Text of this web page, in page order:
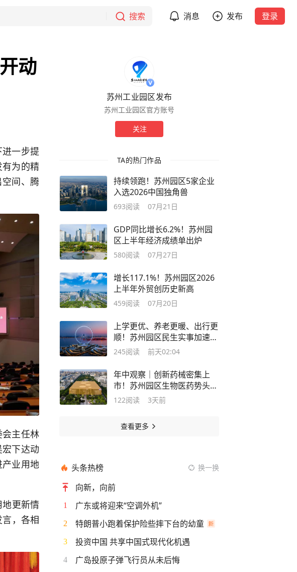
搜索 消息 发布 登录
动
一步提
为的精
间、腾
主任林
下达动
业用地
更新情
，各相
苏州工业园区发布
苏州工业园区官方账号
关注
TA的热门作品
持续领跑！苏州园区5家企业
入选2026中国独角兽
693阅读 07月21日
GDP同比增长6.2%！苏州园
区上半年经济成绩单出炉
580阅读 07月27日
增长117.1%！苏州园区2026
上半年外贸创历史新高
459阅读 07月20日
上学更优、养老更暖、出行更
顺！苏州园区民生实事加速落
地见效
245阅读 前天02:04
年中观察｜创新药械密集上
市！苏州园区生物医药势头正
劲
122阅读 3天前
查看更多
头条热榜 换一换
向新，向前
1 广东或将迎来“空调外机”
2 特朗普小跑着保护险些摔下台的幼童
3 投资中国 共享中国式现代化机遇
4 广岛投原子弹飞行员从未后悔